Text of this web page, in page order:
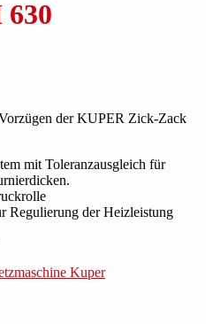
der KUPER Zick-Zack
mit Toleranzausgleich für
Regulierung der Heizleistung
Kuper